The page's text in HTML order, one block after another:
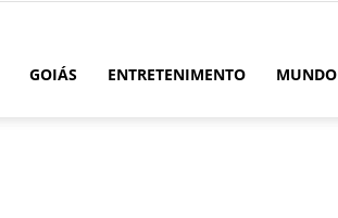
GOIÁS ENTRETENIMENTO MUNDO